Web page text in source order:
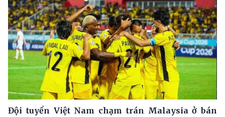
Đội tuyển Việt Nam chạm trán Malaysia ở bán